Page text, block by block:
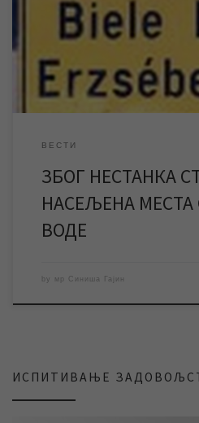
енергијом и то у Лукићеву и
часова. Без напајања у
остаће и бунарске пумпе које
[…]
ВЕСТИ
ЗБОГ НЕСТАНКА
НАСЕЉЕНА МЕСТА
ВОДЕ
by мр Синиша Гајин
ИСПИТИВАЊЕ